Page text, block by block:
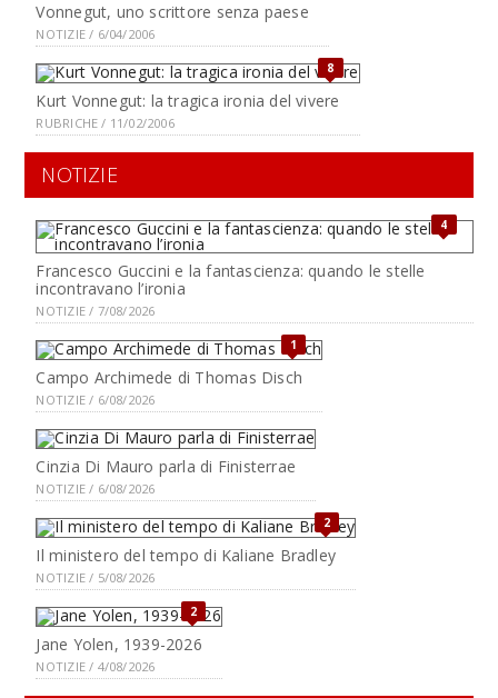
Vonnegut, uno scrittore senza paese
NOTIZIE / 6/04/2006
8
Kurt Vonnegut: la tragica ironia del vivere
RUBRICHE / 11/02/2006
NOTIZIE
4
Francesco Guccini e la fantascienza: quando le stelle
incontravano l’ironia
NOTIZIE / 7/08/2026
1
Campo Archimede di Thomas Disch
NOTIZIE / 6/08/2026
Cinzia Di Mauro parla di Finisterrae
NOTIZIE / 6/08/2026
2
Il ministero del tempo di Kaliane Bradley
NOTIZIE / 5/08/2026
2
Jane Yolen, 1939-2026
NOTIZIE / 4/08/2026